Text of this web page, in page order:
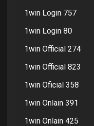
1win Login 757
1win Login 80
1win Official 274
1win Official 823
1win Oficial 358
1win Onlain 391
1win Onlain 425